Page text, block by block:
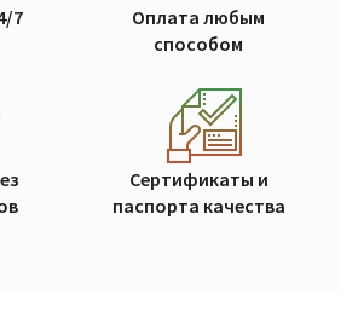
7
Оплата любым
способом
Сертификаты и
паспорта качества